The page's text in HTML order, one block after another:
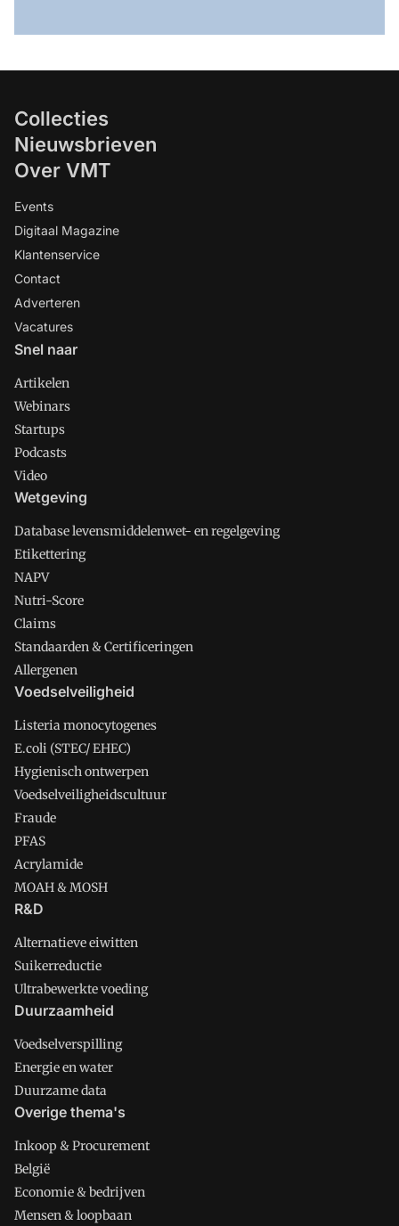
Collecties
Nieuwsbrieven
Over VMT
Events
Digitaal Magazine
Klantenservice
Contact
Adverteren
Vacatures
Snel naar
Artikelen
Webinars
Startups
Podcasts
Video
Wetgeving
Database levensmiddelenwet- en regelgeving
Etikettering
NAPV
Nutri-Score
Claims
Standaarden & Certificeringen
Allergenen
Voedselveiligheid
Listeria monocytogenes
E.coli (STEC/ EHEC)
Hygienisch ontwerpen
Voedselveiligheidscultuur
Fraude
PFAS
Acrylamide
MOAH & MOSH
R&D
Alternatieve eiwitten
Suikerreductie
Ultrabewerkte voeding
Duurzaamheid
Voedselverspilling
Energie en water
Duurzame data
Overige thema's
Inkoop & Procurement
België
Economie & bedrijven
Mensen & loopbaan